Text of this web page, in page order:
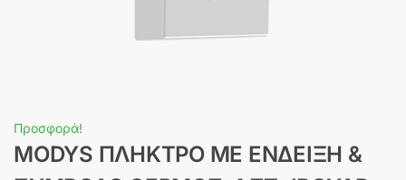
Προσφορά!
MODYS ΠΛΗΚΤΡΟ ΜΕ ΕΝΔΕΙΞΗ &